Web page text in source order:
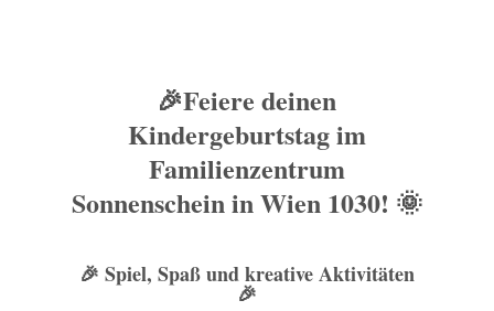
🎉Feiere deinen
Kindergeburtstag im
Familienzentrum
Sonnenschein in Wien 1030! 🌞
🎉 Spiel, Spaß und kreative Aktivitäten
🎉